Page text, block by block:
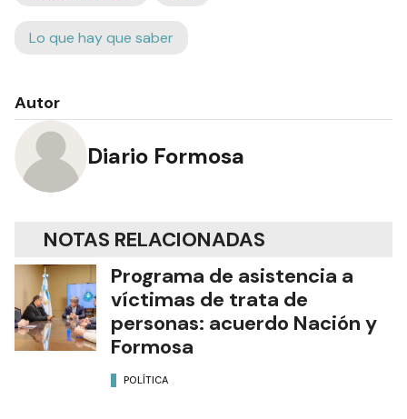
Lo que hay que saber
Autor
Diario Formosa
NOTAS RELACIONADAS
Programa de asistencia a
víctimas de trata de
personas: acuerdo Nación y
Formosa
POLÍTICA